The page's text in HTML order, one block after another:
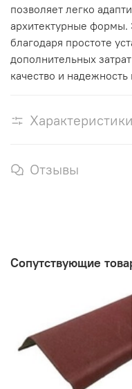
позволяет легко
архитектурные формы.
благодаря простоте
дополнительных
качество и
Характеристики
Отзывы
Сопутствующие